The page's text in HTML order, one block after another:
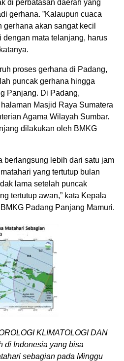
di perbatasan daerah yang
gerhana. ”Kalaupun cuaca
akan sangat kecil
mata telanjang, harus
proses gerhana di Padang,
puncak gerhana hingga
Panjang. Di Padang,
Masjid Raya Sumatera
Agama Wilayah Sumbar.
dilakukan oleh BMKG
berlangsung lebih dari satu jam
yang tertutup bulan
lama setelah puncak
tertutup awan,” kata Kepala
Padang Panjang Mamuri.
KLIMATOLOGI DAN
di Indonesia yang bisa
sebagian pada Minggu